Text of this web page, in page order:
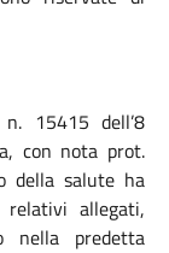
15415 dell’8
con nota prot.
della salute ha
allegati,
nella predetta